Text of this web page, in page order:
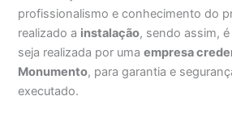
profissionalismo e conhecimento do
realizado a instalação, sendo assim,
seja realizada por umaempresa
Monumento, para garantia e
executado.